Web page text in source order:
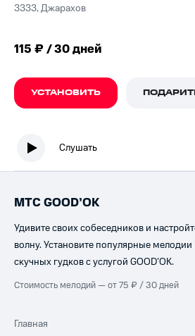
3333, Джарахов
115 ₽ / 30 дней
УСТАНОВИТЬ
Слушать
МТС GOOD’OK
Удивите своих собеседников и
волну. Установите популярные
скучных гудков с услугой GOOD’OK.
Стоимость мелодий — от 75 ₽ / 30 дней
Главная